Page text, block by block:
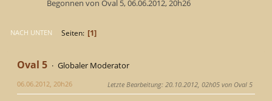
Begonnen von Oval 5, 06.06.2012, 20h26
NACH UNTEN Seiten 1
Oval 5 Globaler Moderator
06.06.2012, 20h26 Letzte Bearbeitung: 20.10.2012, 02h05 von Oval 5